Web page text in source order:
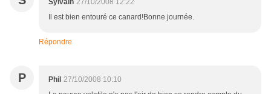
Sylvain 27/10/2008 12:22
Il est bien entouré ce canard!Bonne journée.
Répondre
P Phil 27/10/2008 10:10